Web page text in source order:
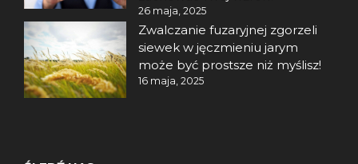
26 maja, 2025
Zwalczanie fuzaryjnej zgorzeli
siewek w jęczmieniu jarym
może być prostsze niż myślisz!
16 maja, 2025